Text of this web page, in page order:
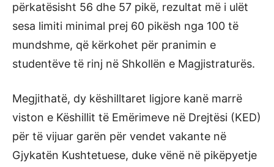
përkatësisht 56 dhe 57 pikë, rezultat më i ulët
sesa limiti minimal prej 60 pikësh nga 100 të
mundshme, që kërkohet për pranimin e
studentëve të rinj në Shkollën e Magjistraturës.
Megjithatë, dy këshilltaret ligjore kanë marrë
viston e Këshillit të Emërimeve në Drejtësi (KED)
për të vijuar garën për vendet vakante në
Gjykatën Kushtetuese, duke vënë në pikëpyetje